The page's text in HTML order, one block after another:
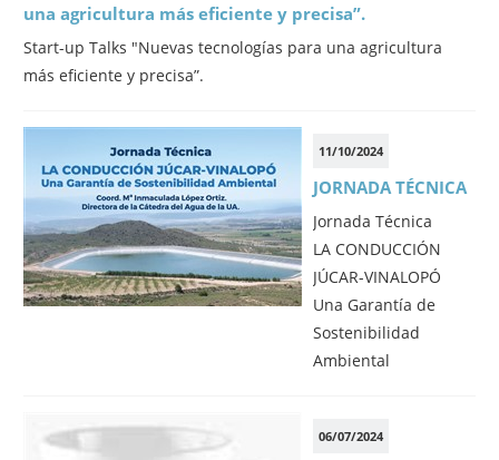
una agricultura más eficiente y precisa”.
Start-up Talks "Nuevas tecnologías para una agricultura
más eficiente y precisa”.
11/10/2024
JORNADA TÉCNICA
Jornada Técnica
LA CONDUCCIÓN
JÚCAR-VINALOPÓ
Una Garantía de
Sostenibilidad
Ambiental
06/07/2024